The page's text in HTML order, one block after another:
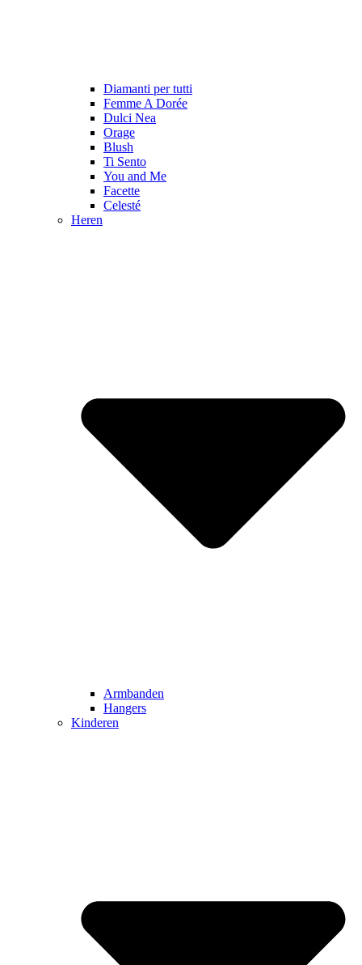
Diamanti per tutti
Femme A Dorée
Dulci Nea
Orage
Blush
Ti Sento
You and Me
Facette
Celesté
Heren
Armbanden
Hangers
Kinderen